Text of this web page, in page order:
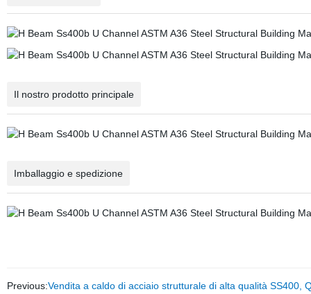
Il nostro prodotto principale
Imballaggio e spedizione
Previous:Vendita a caldo di acciaio strutturale di alta qualità SS400,